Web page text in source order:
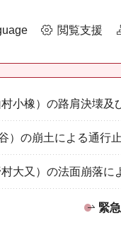
閲覧支援
小橡）の路肩決壊及
）の崩土による通行
大又）の法面崩落に
緊